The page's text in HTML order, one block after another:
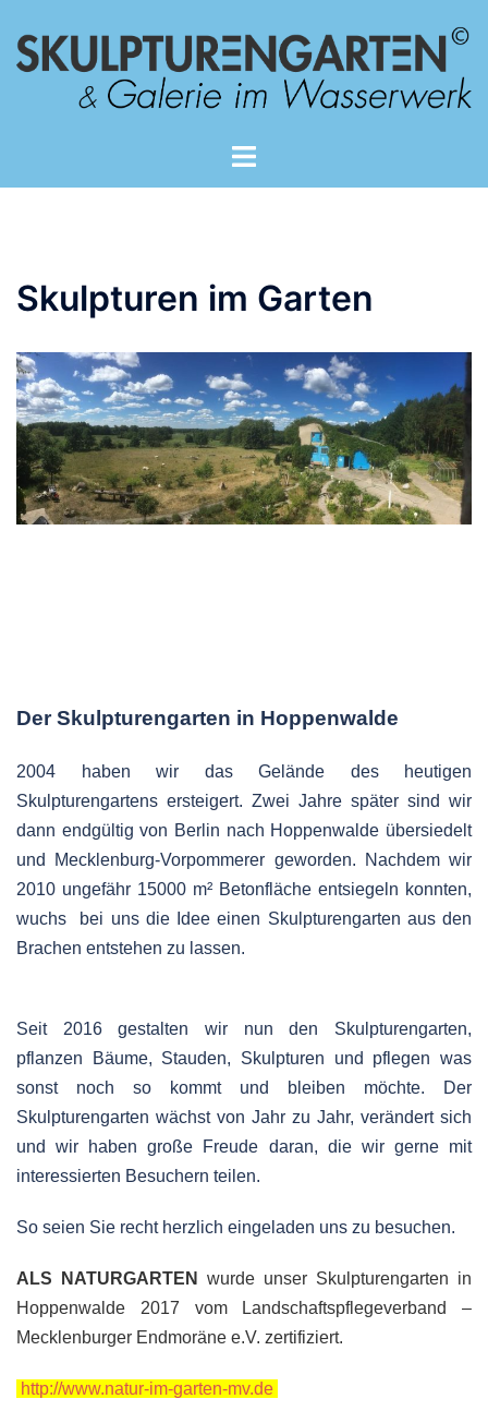
Inhalt
springen
Skulpturen im Garten
Der Skulpturengarten in Hoppenwalde
2004 haben wir das Gelände des heutigen
Skulpturengartens ersteigert. Zwei Jahre später sind wir
dann endgültig von Berlin nach Hoppenwalde übersiedelt
und Mecklenburg-Vorpommerer geworden. Nachdem wir
2010 ungefähr 15000 m² Betonfläche entsiegeln konnten,
wuchs bei uns die Idee einen Skulpturengarten aus den
Brachen entstehen zu lassen.
Seit 2016 gestalten wir nun den Skulpturengarten,
pflanzen Bäume, Stauden, Skulpturen und pflegen was
sonst noch so kommt und bleiben möchte. Der
Skulpturengarten wächst von Jahr zu Jahr, verändert sich
und wir haben große Freude daran, die wir gerne mit
interessierten Besuchern teilen.
So seien Sie recht herzlich eingeladen uns zu besuchen.
ALS NATURGARTEN wurde unser Skulpturengarten in
Hoppenwalde 2017 vom Landschaftspflegeverband –
Mecklenburger Endmoräne e.V. zertifiziert.
http://www.natur-im-garten-mv.de